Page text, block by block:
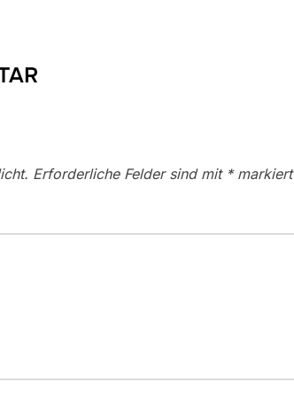
Erforderliche Felder sind mit *markiert